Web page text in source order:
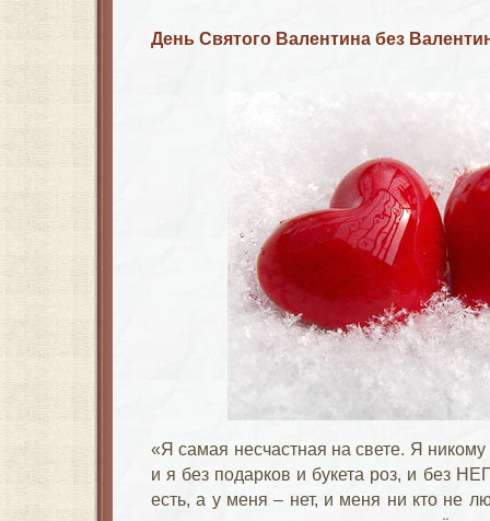
День Святого Валентина без
«Я самая несчастная на свете. Я
и я без подарков и букета роз, и без
есть, а у меня – нет, и меня ни кто не